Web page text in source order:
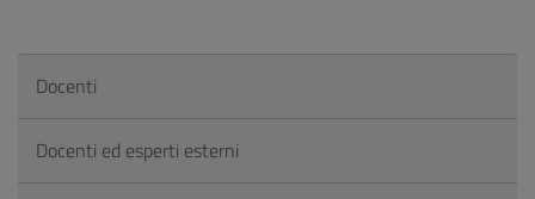
Docenti
Docenti ed esperti esterni